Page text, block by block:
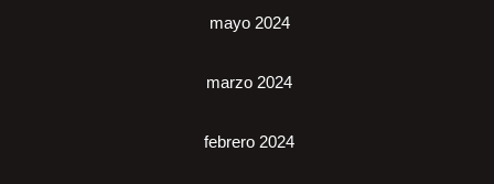
mayo 2024
marzo 2024
febrero 2024